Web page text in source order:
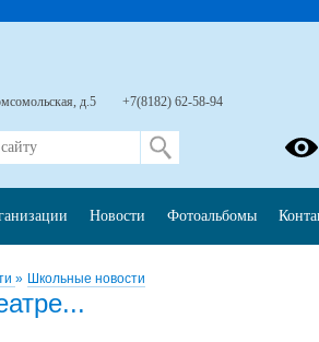
» Школьные новости
д.5 +7(8182) 62-58-94
Новости Фотоальбомы